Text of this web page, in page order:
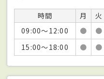
時間 月 火
09:00～12:00
● ●
15:00～18:00
● ●